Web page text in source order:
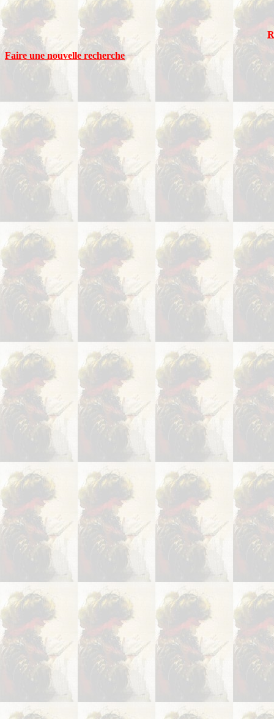
Faire une nouvelle recherche